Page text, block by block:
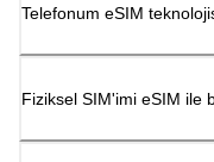
Telefonum eSIM
Fiziksel SIM'imi eSIM ile